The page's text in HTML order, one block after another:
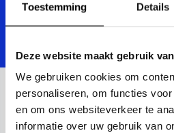
Toestemming Details
Deze website maakt gebruik
We gebruiken cookies om
personaliseren, om functies
en om ons websiteverkeer te
informatie over uw gebruik van
Audi A3
Sportback 40 TFSIe Advanced